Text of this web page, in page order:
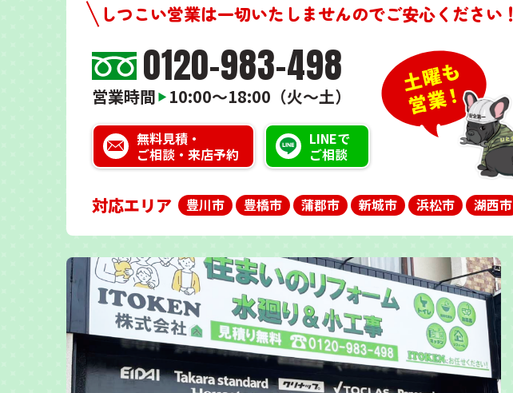
しつこい営業は一切いたしませんのでご安心ください！
0120-983-498
営業時間 ▶ 10:00～18:00（火～土）
無料見積・
ご相談・来店予約
LINEで
ご相談
対応エリア 豊川市 豊橋市 蒲郡市 新城市 浜松市 湖西市